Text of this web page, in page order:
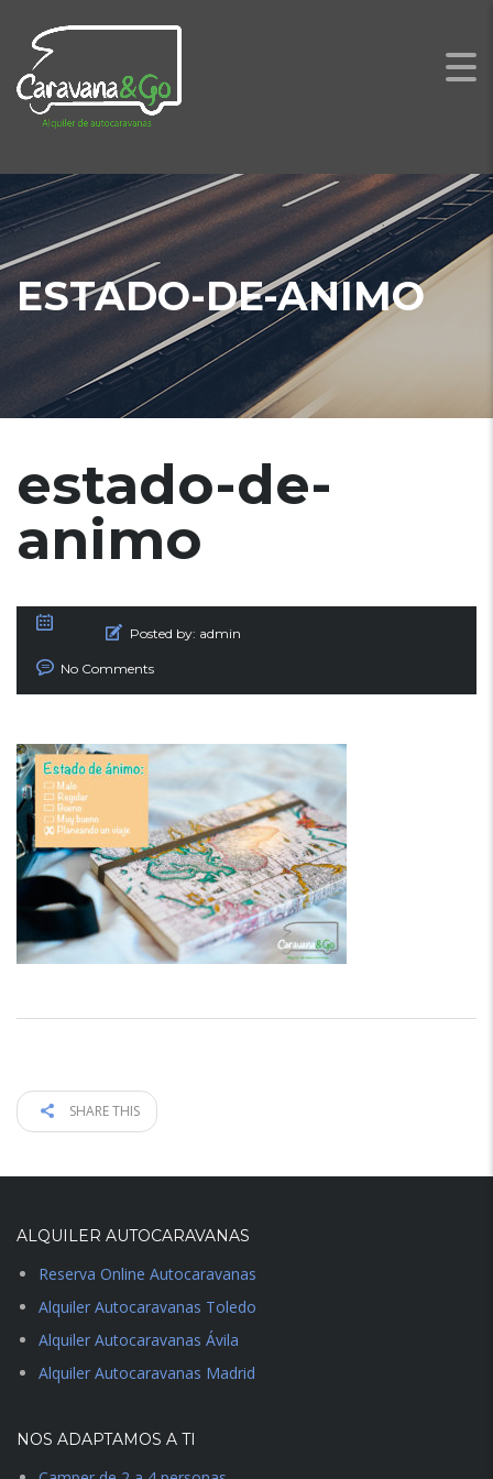
ESTADO-DE-ANIMO
estado-de-
animo
Posted by: admin
No Comments
SHARE THIS
ALQUILER AUTOCARAVANAS
Reserva Online Autocaravanas
Alquiler Autocaravanas Toledo
Alquiler Autocaravanas Ávila
Alquiler Autocaravanas Madrid
NOS ADAPTAMOS A TI